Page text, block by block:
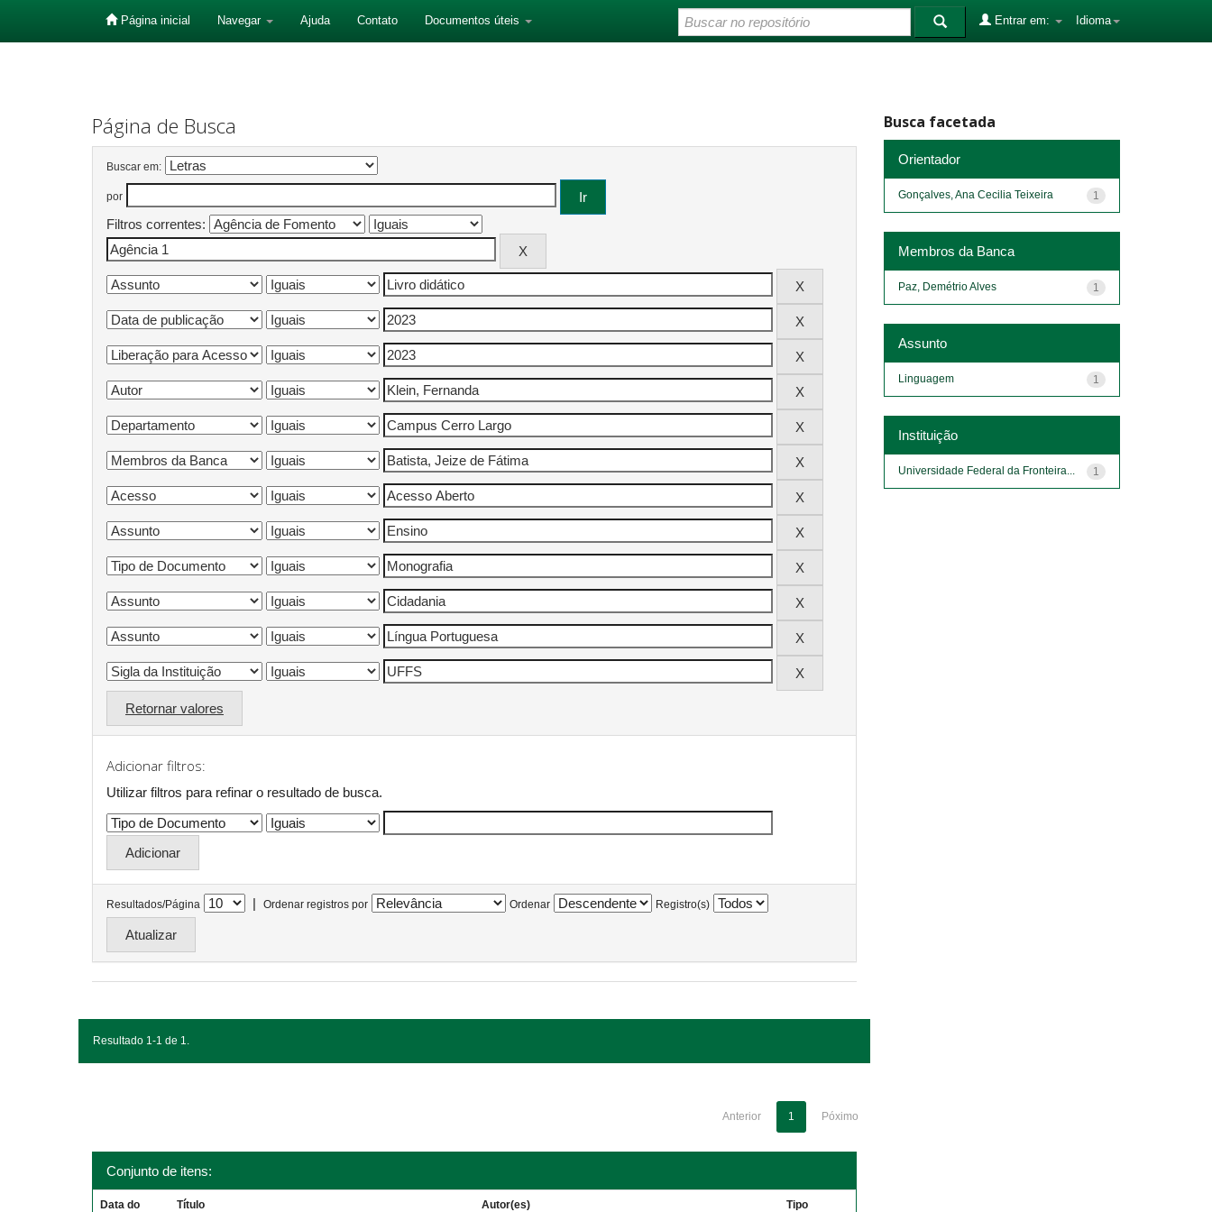
Página inicial Navegar Ajuda Contato Documentos úteis Idioma
Entrar em:
Página de Busca
Buscar em:
por
Filtros correntes:
Retornar valores
Adicionar filtros:
Utilizar filtros para refinar o resultado de busca.
Resultados/Página | Ordenar registros por Ordenar Registro(s)
Resultado 1-1 de 1.
Anterior 1 Póximo
Conjunto de itens:
Data do Título Autor(es) Tipo
Busca facetada
Orientador
1
Gonçalves, Ana Cecilia Teixeira
Membros da Banca
1
Paz, Demétrio Alves
Assunto
1
Linguagem
Instituição
1
Universidade Federal da Fronteira...